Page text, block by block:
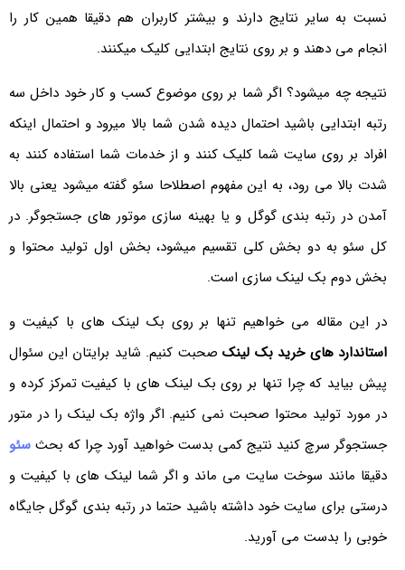
نسبت به سایر نتایج دارند و بیشتر کاربران هم دقیقا همین کار را
انجام می دهند و بر روی نتایج ابتدایی کلیک میکنند.
نتیجه چه میشود؟ اگر شما بر روی موضوع کسب و کار خود داخل سه
رتبه ابتدایی باشید احتمال دیده شدن شما بالا میرود و احتمال اینکه
افراد بر روی سایت شما کلیک کنند و از خدمات شما استفاده کنند به
شدت بالا می رود، به این مفهوم اصطلاحا سئو گفته میشود یعنی بالا
آمدن در رتبه بندی گوگل و یا بهینه سازی موتور های جستجوگر. در
کل سئو به دو بخش کلی تقسیم میشود، بخش اول تولید محتوا و
بخش دوم بک لینک سازی است.
در این مقاله می خواهیم تنها بر روی بک لینک های با کیفیت و
استاندارد های خرید بک لینکصحبت کنیم. شاید برایتان این سئوال
پیش بیاید که چرا تنها بر روی بک لینک های با کیفیت تمرکز کرده و
در مورد تولید محتوا صحبت نمی کنیم. اگر واژه بک لینک را در متور
جستجوگر سرچ کنید نتیج کمی بدست خواهید آورد چرا که بحثسئو
دقیقا مانند سوخت سایت می ماند و اگر شما لینک های با کیفیت و
درستی برای سایت خود داشته باشید حتما در رتبه بندی گوگل جایگاه
خوبی را بدست می آورید.